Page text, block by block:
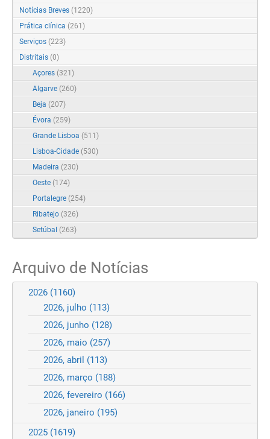
Notícias Breves (1220)
Prática clínica (261)
Serviços (223)
Distritais (0)
Açores (321)
Algarve (260)
Beja (207)
Évora (259)
Grande Lisboa (511)
Lisboa-Cidade (530)
Madeira (230)
Oeste (174)
Portalegre (254)
Ribatejo (326)
Setúbal (263)
Arquivo de Notícias
2026 (1160)
2026, julho (113)
2026, junho (128)
2026, maio (257)
2026, abril (113)
2026, março (188)
2026, fevereiro (166)
2026, janeiro (195)
2025 (1619)